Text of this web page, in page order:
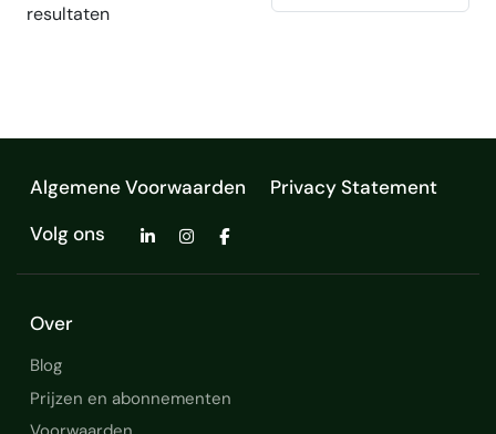
resultaten
Algemene Voorwaarden
Privacy Statement
Volg ons
Over
Blog
Prijzen en abonnementen